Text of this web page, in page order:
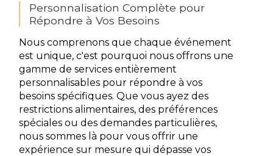
Personnalisation Complète pour
Répondre à Vos Besoins
Nous comprenons que chaque événement
est unique, c'est pourquoi nous offrons une
gamme de services entièrement
personnalisables pour répondre à vos
besoins spécifiques. Que vous ayez des
restrictions alimentaires, des préférences
spéciales ou des demandes particulières,
nous sommes là pour vous offrir une
expérience sur mesure qui dépasse vos